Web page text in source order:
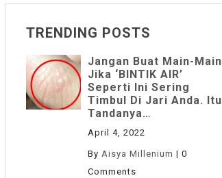
TRENDING POSTS
Jangan Buat Main-Main
Jika ‘BINTIK AIR’
Seperti Ini Sering
Timbul Di Jari Anda. Itu
Tandanya…
April 4, 2022
By Aisya Millenium | 0
Comments